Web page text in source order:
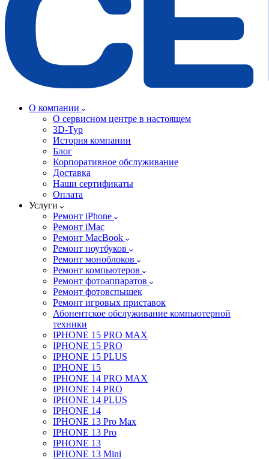
О компании
О сервисном центре в настоящем
3D-Тур
История компании
Блог
Корпоративное обслуживание
Доставка
Наши сертификаты
Оплата
Услуги
Ремонт iPhone
Ремонт iMac
Ремонт MacBook
Ремонт ноутбуков
Ремонт моноблоков
Ремонт компьютеров
Ремонт фотоаппаратов
Ремонт фотовспышек
Ремонт игровых приставок
Абонентское обслуживание компьютерной
техники
IPHONE 15 PRO MAX
IPHONE 15 PRO
IPHONE 15 PLUS
IPHONE 15
IPHONE 14 PRO MAX
IPHONE 14 PRO
IPHONE 14 PLUS
IPHONE 14
IPHONE 13 Pro Max
IPHONE 13 Pro
IPHONE 13
IPHONE 13 Mini